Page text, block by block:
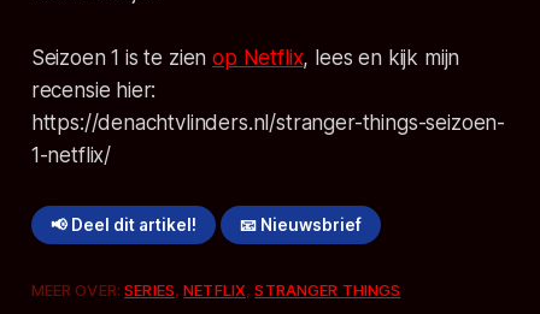
Seizoen 1 is te zienop Netflix, lees en kijk mijn
recensie hier:
https://denachtvlinders.nl/stranger-things-seizoen-
1-netflix/
📢 Deel dit artikel! 📧 Nieuwsbrief
MEER OVER:SERIES,NETFLIX,STRANGER THINGS